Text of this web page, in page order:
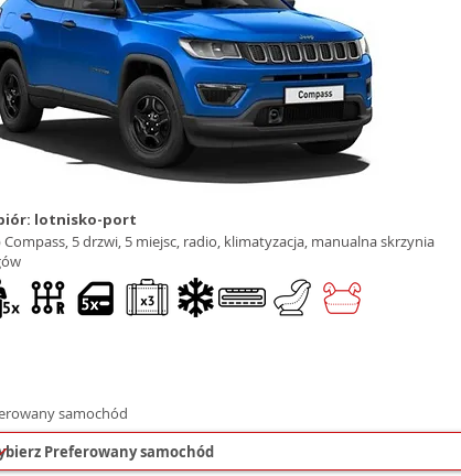
lotnisko-port
Compass, 5 drzwi, 5 miejsc, radio, klimatyzacja, manualna skrzynia
samochód